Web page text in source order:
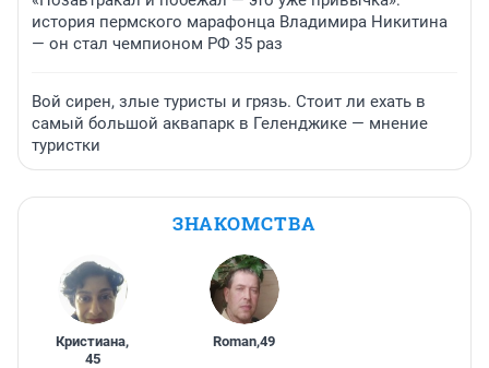
история пермского марафонца Владимира Никитина
— он стал чемпионом РФ 35 раз
Вой сирен, злые туристы и грязь. Стоит ли ехать в
самый большой аквапарк в Геленджике — мнение
туристки
ЗНАКОМСТВА
Кристиана,
45
Roman,49